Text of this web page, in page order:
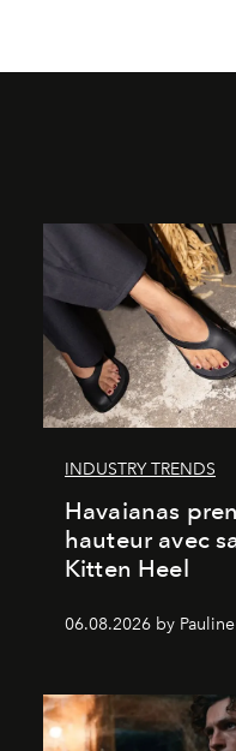
INDUSTRY TRENDS
Havaianas
hauteur avec
Kitten Heel
06.08.2026 by